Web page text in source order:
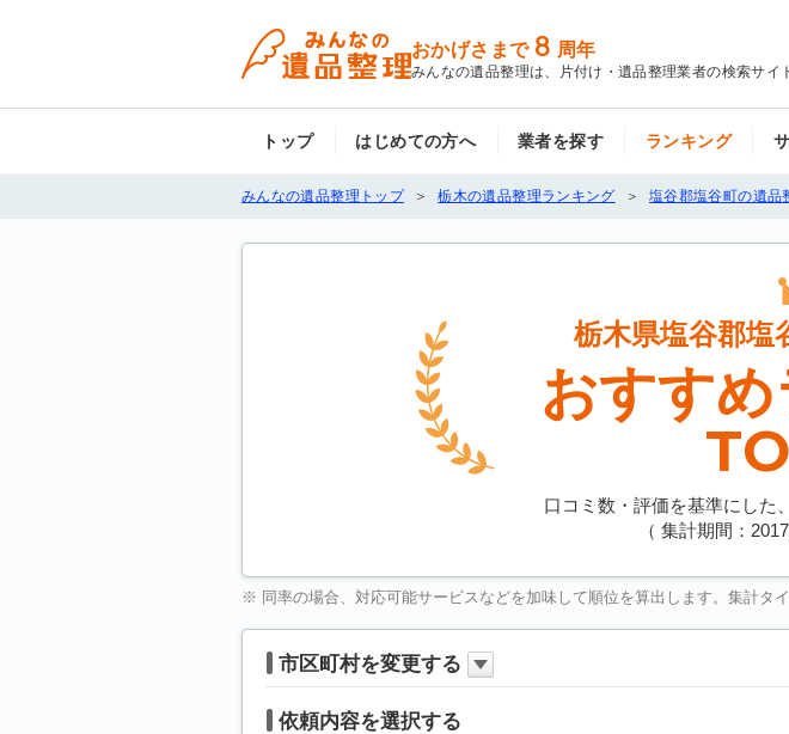
おかげさまで 8 周年
みんなの遺品整理は、片付け・遺品整理業者の検索サイ
トップ はじめての方へ 業者を探す ランキング
みんなの遺品整理トップ 栃木の遺品整理ランキング 塩谷郡塩谷町の遺品
栃木県塩谷郡塩
おすす
口コミ数・評価を基準にした
（ 集計期間：
※ 同率の場合、対応可能サービスなどを加味して順位を算出します。集計タ
市区町村を変更する
依頼内容を選択する